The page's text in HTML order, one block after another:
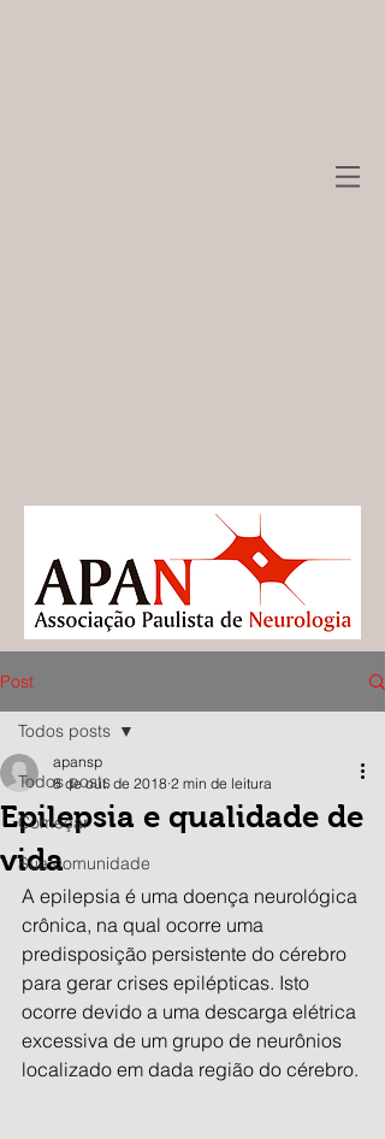
Post
Todos posts
Começar
Sua comunidade
Todos posts
Epilepsia e qualidade de
vida
apansp
8 de out. de 2018 2 min de leitura
A epilepsia é uma doença neurológica
crônica, na qual ocorre uma
predisposição persistente do cérebro
para gerar crises epilépticas. Isto
ocorre devido a uma descarga elétrica
excessiva de um grupo de neurônios
localizado em dada região do cérebro.